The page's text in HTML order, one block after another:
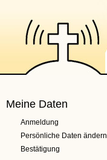
Meine Daten
Anmeldung
Persönliche Daten ändern
Bestätigung